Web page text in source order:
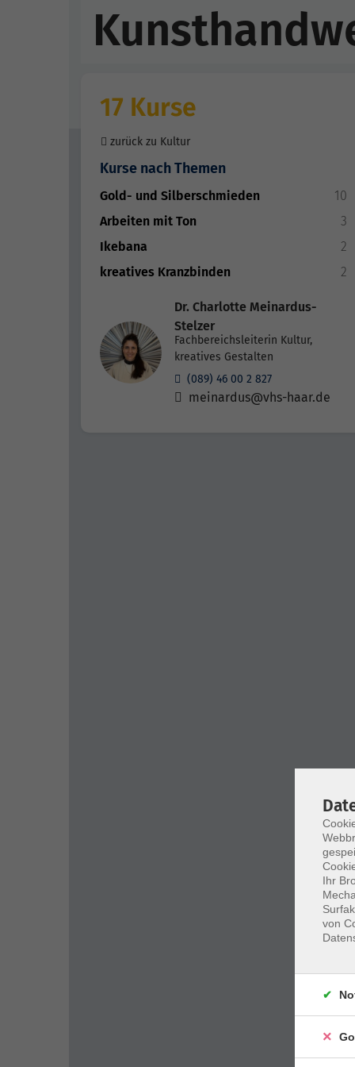
17 Kurse
zurück zu Kultur
Kurse nach Themen
Gold- und Silberschmieden
10
Arbeiten mit Ton
3
Ikebana
2
kreatives Kranzbinden
2
Dr. Charlotte Meinardus-
Stelzer
Fachbereichsleiterin Kultur,
kreatives Gestalten
(089) 46 00 2 827
meinardus@vhs-haar.de
Ihr
von